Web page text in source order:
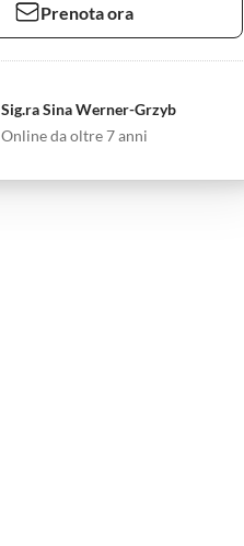
Prenota ora
Sig.ra Sina Werner-Grzyb
Online da oltre 7 anni